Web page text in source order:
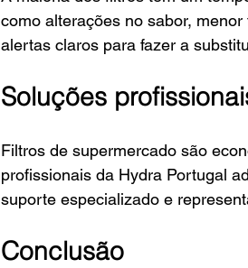
como alterações no sabor,
alertas claros para fazer a
Soluções
Filtros de supermercado são
profissionais da Hydra Portugal
suporte especializado e
Conclusão